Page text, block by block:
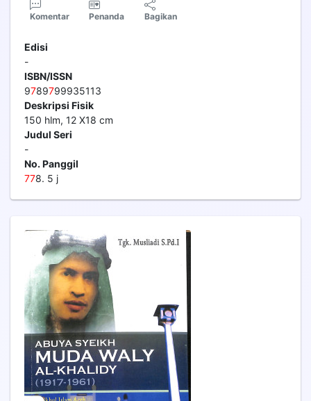
Komentar Penanda Bagikan
Edisi
-
ISBN/ISSN
9789799935113
Deskripsi Fisik
150 hlm, 12 X18 cm
Judul Seri
-
No. Panggil
778. 5 j